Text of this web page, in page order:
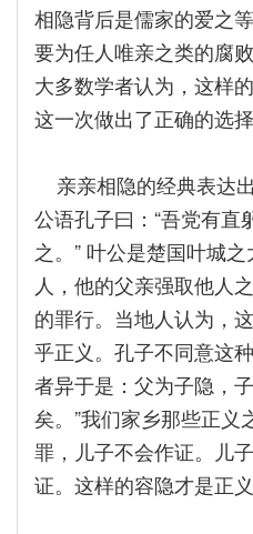
相隐背后是儒家的爱之
要为任人唯亲之类的腐
大多数学者认为，这样
这一次做出了正确的选择
亲亲相隐的经典表达
公语孔子曰：“吾党有直
之。” 叶公是楚国叶城
人，他的父亲强取他人
的罪行。当地人认为，
乎正义。孔子不同意这
者异于是：父为子隐，
矣。”我们家乡那些正义
罪，儿子不会作证。儿
证。这样的容隐才是正义